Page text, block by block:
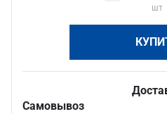
шт
Самовывоз